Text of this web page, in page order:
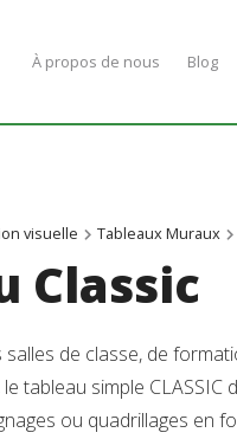
À propos de nous Blog
visuelle Tableaux Muraux
Classic
de classe, de
tableau simple
ou quadrillages en